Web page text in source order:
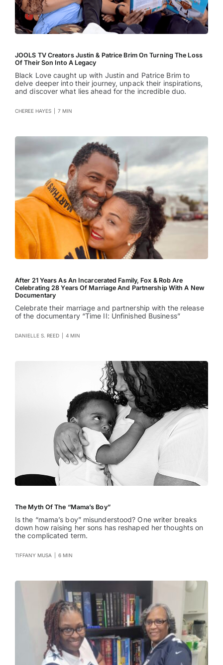
JOOLS TV Creators Justin & Patrice Brim On Turning The Loss
Of Their Son Into A Legacy
Black Love caught up with Justin and Patrice Brim to
delve deeper into their journey, unpack their inspirations,
and discover what lies ahead for the incredible duo.
CHEREE HAYES 7 MIN
After 21 Years As An Incarcerated Family, Fox & Rob Are
Celebrating 28 Years Of Marriage And Partnership With A New
Documentary
Celebrate their marriage and partnership with the release
of the documentary “Time II: Unfinished Business”
DANIELLE S. REED 4 MIN
The Myth Of The “Mama’s Boy”
Is the “mama’s boy” misunderstood? One writer breaks
down how raising her sons has reshaped her thoughts on
the complicated term.
TIFFANY MUSA 6 MIN